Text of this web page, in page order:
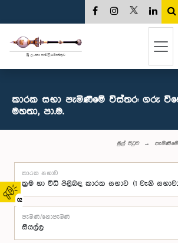
02
කාරක සභා පැමිණීමේ විස්තර: ගරු
මහතා, පා.ම.
මුල් පිටුව
කාරක සභාව
පැමිණි/නොපැමිණි